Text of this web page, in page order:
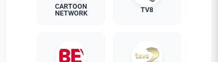
CARTOON
NETWORK
TV8